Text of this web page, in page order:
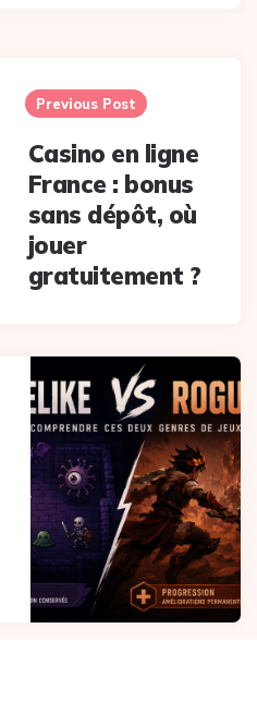
Previous Post
Casino en ligne
France : bonus
sans dépôt, où
jouer
gratuitement ?